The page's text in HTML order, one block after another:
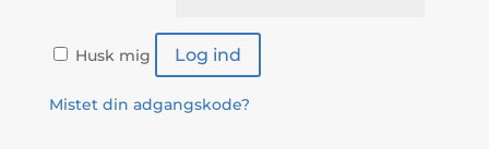
Husk mig Log ind
Mistet din adgangskode?